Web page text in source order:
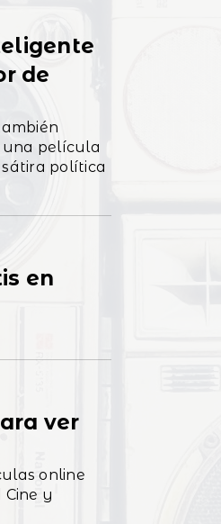
de
una película
sátira política
en
ver
online
y